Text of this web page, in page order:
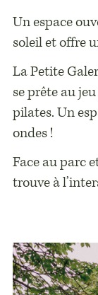
Un espace
soleil et offre
La Petite
se prête au
pilates. Un
ondes !
Face au parc
trouve à